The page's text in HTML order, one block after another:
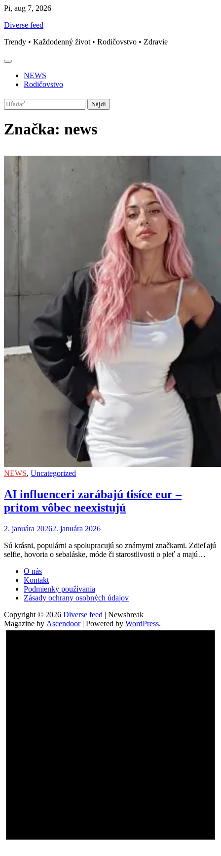
Skip
content
Pi, aug 7, 2026
Diverse feed
Trendy • Každodenný život • Rodičovstvo • Zdravie
NEWS
Rodičovstvo
Hľadať:
Značka: news
NEWS, Uncategorized
AI influenceri zarábajú tisíce eur –
pritom vôbec neexistujú
2. januára 20262. januára 2026
Sú krásni, populárni a spolupracujú so známymi značkami. Zdieľajú
selfie, hovoria o sebaláske, móde či starostlivosti o pleť a majú…
O nás
Kontakt
Podmienky používania
Zásady ochrany osobných údajov
Copyright © 2026 Diverse feed | Newsbreak
Magazine by Ascendoor| Powered by WordPress.